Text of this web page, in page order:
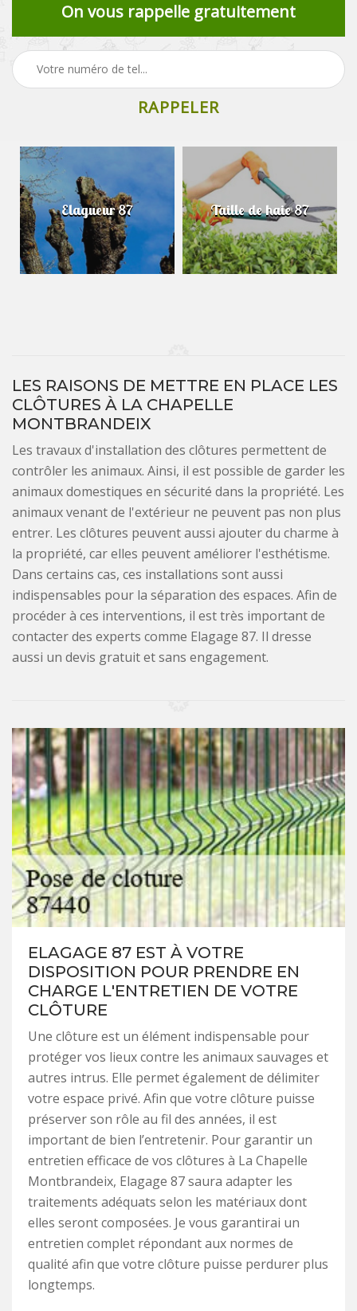
On vous rappelle gratuitement
Elagueur 87 Taille de haie 87
LES RAISONS DE METTRE EN PLACE LES
CLÔTURES À LA CHAPELLE
MONTBRANDEIX
Les travaux d'installation des clôtures permettent de
contrôler les animaux. Ainsi, il est possible de garder les
animaux domestiques en sécurité dans la propriété. Les
animaux venant de l'extérieur ne peuvent pas non plus
entrer. Les clôtures peuvent aussi ajouter du charme à
la propriété, car elles peuvent améliorer l'esthétisme.
Dans certains cas, ces installations sont aussi
indispensables pour la séparation des espaces. Afin de
procéder à ces interventions, il est très important de
contacter des experts comme Elagage 87. Il dresse
aussi un devis gratuit et sans engagement.
ELAGAGE 87 EST À VOTRE
DISPOSITION POUR PRENDRE EN
CHARGE L'ENTRETIEN DE VOTRE
CLÔTURE
Une clôture est un élément indispensable pour
protéger vos lieux contre les animaux sauvages et
autres intrus. Elle permet également de délimiter
votre espace privé. Afin que votre clôture puisse
préserver son rôle au fil des années, il est
important de bien l’entretenir. Pour garantir un
entretien efficace de vos clôtures à La Chapelle
Montbrandeix, Elagage 87 saura adapter les
traitements adéquats selon les matériaux dont
elles seront composées. Je vous garantirai un
entretien complet répondant aux normes de
qualité afin que votre clôture puisse perdurer plus
longtemps.